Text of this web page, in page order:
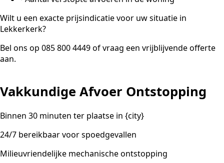
Wilt u een exacte prijsindicatie voor uw situatie in
Lekkerkerk?
Bel ons op 085 800 4449 of vraag een vrijblijvende offerte
aan.
Vakkundige Afvoer Ontstopping
Binnen 30 minuten ter plaatse in {city}
24/7 bereikbaar voor spoedgevallen
Milieuvriendelijke mechanische ontstopping